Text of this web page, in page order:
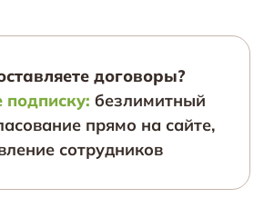
договоры?
безлимитный
прямо на сайте,
сотрудников